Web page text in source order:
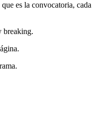
es la convocatoria, cada
breaking.